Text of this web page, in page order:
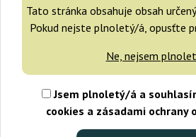
Tato stránka obsahuje obsah
Pokud nejste plnoletý/á, opusťte
Ne, nejsem
Jsem plnoletý/á a
cookies a zásadami ochrany